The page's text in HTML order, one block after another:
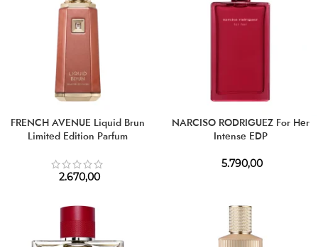
FRENCH AVENUE Liquid Brun
Limited Edition Parfum
2.670,00
NARCISO RODRIGUEZ For Her
Intense EDP
5.790,00